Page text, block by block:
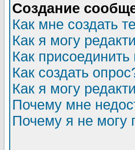
Создание
Как мне создать
Как я могу
Как
Как создать
Как я могу
Почему мне
Почему я не могу